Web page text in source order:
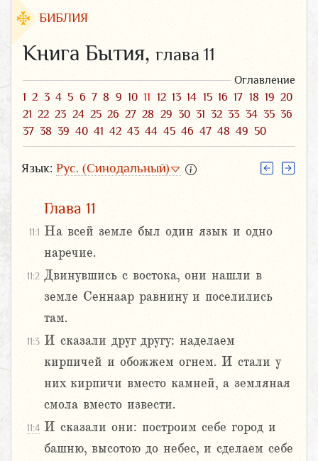
БИБЛИЯ
Книга Бытия, глава 11
Оглавление
1 2 3 4 5 6 7 8 9 10 11 12 13 14 15 16 17 18 19 20
21 22 23 24 25 26 27 28 29 30 31 32 33 34 35 36
37 38 39 40 41 42 43 44 45 46 47 48 49 50
Язык: Рус. (Синодальный)
Глава 11
11:1 На всей земле был один язык и одно
наречие.
11:2 Двинувшись с востока, они нашли в
земле Сеннаар равнину и поселились
там.
11:3 И сказали друг другу: наделаем
кирпичей и обожжем огнем. И стали у
них кирпичи вместо камней, а земляная
смола вместо извести.
11:4 И сказали они: построим себе город и
башню, высотою до небес, и сделаем себе